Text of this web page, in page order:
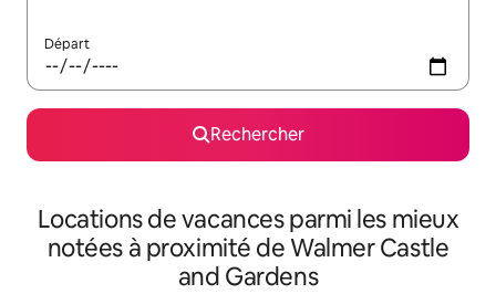
Départ
Rechercher
Locations de vacances parmi les mieux
notées à proximité de Walmer Castle
and Gardens